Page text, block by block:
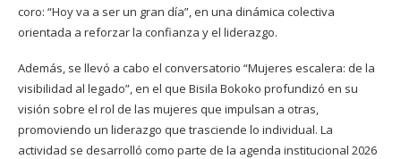
coro: “Hoy va a ser un gran día”, en una dinámica colectiva
orientada a reforzar la confianza y el liderazgo.
Además, se llevó a cabo el conversatorio “Mujeres escalera: de la
visibilidad al legado”, en el que Bisila Bokoko profundizó en su
visión sobre el rol de las mujeres que impulsan a otras,
promoviendo un liderazgo que trasciende lo individual. La
actividad se desarrolló como parte de la agenda institucional 2026